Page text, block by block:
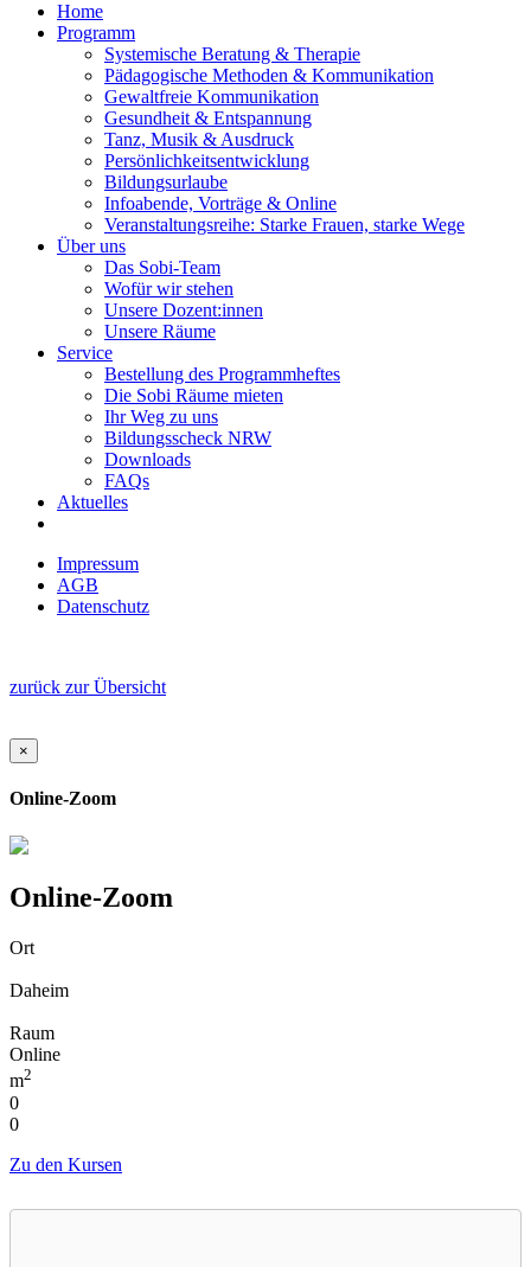
Home
Programm
Systemische Beratung & Therapie
Pädagogische Methoden & Kommunikation
Gewaltfreie Kommunikation
Gesundheit & Entspannung
Tanz, Musik & Ausdruck
Persönlichkeitsentwicklung
Bildungsurlaube
Infoabende, Vorträge & Online
Veranstaltungsreihe: Starke Frauen, starke Wege
Über uns
Das Sobi-Team
Wofür wir stehen
Unsere Dozent:innen
Unsere Räume
Service
Bestellung des Programmheftes
Die Sobi Räume mieten
Ihr Weg zu uns
Bildungsscheck NRW
Downloads
FAQs
Aktuelles
Impressum
AGB
Datenschutz
zurück zur Übersicht
×
Online-Zoom
Online-Zoom
Ort
Daheim
Raum
Online
m2
0
0
Zu den Kursen